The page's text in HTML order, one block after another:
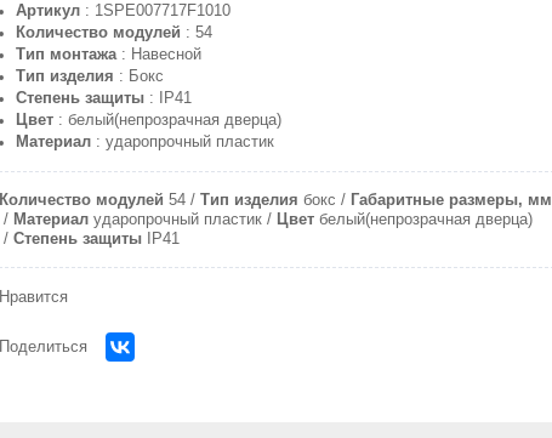
Артикул: 1SPE007717F1010
Количество модулей : 54
Тип монтажа: Навесной
Тип изделия : Бокс
Степень защиты: IP41
Цвет: белый(непрозрачная дверца)
Материал: ударопрочный пластик
Количество модулей 54 Тип изделия бокс Габаритные размеры, мм
Материал ударопрочный пластик Цвет белый(непрозрачная дверца)
Степень защиты
IP41
Нравится
Поделиться